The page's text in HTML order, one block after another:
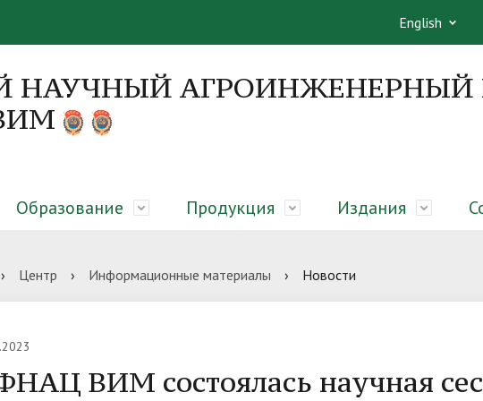
English
НАУЧНЫЙ АГРОИНЖЕНЕРНЫЙ
Руководство
Диссертационные советы
Образование
об образовательном
Абитуриенту
Продукция
закрытого грунта,
микроклиматическая
Оборудование для молочных ферм
Издания
Монографии
› Центр › Информационные материалы › Новости
ВИМ состоялась научная